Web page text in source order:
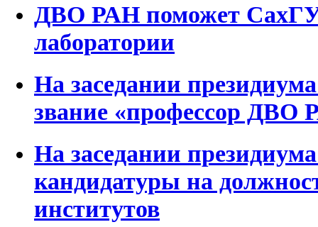
ДВО РАН поможет СахГУ
лаборатории
На заседании
звание «профессор ДВО
На заседании
кандидатуры на
институтов